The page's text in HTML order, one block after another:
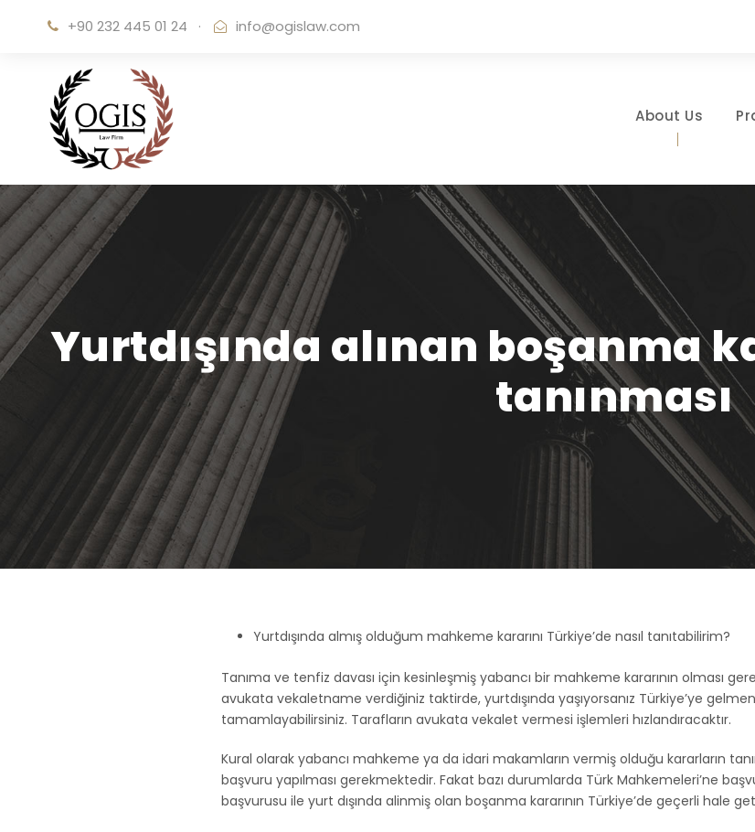
+90 232 445 01 24 · info@ogislaw.com
About Us
Yurtdışında alınan boşanma
tanınması
Yurtdışında almış olduğum mahkeme kararını Türkiye’de nasıl tanıtabilirim?
Tanıma ve tenfiz davası için kesinleşmiş yabancı bir mahkeme kararının olması
avukata vekaletname verdiğiniz taktirde, yurtdışında yaşıyorsanız Türkiye’ye
tamamlayabilirsiniz. Tarafların avukata vekalet vermesi işlemleri hızlandıracaktır.
Kural olarak yabancı mahkeme ya da idari makamların vermiş olduğu kararların
başvuru yapılması gerekmektedir. Fakat bazı durumlarda Türk Mahkemeleri’ne
başvurusu ile yurt dışında alinmiş olan boşanma kararının Türkiye’de geçerli hale